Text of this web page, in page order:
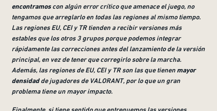
encontramoscon algún error crítico que amenace el juego, no
tengamos que arreglarlo en todas las regiones al mismo tiempo.
Las regiones EU, CEI y TR tienden a recibir versiones más
estables que los otros 3 grupos porque podemos integrar
rápidamente las correcciones antes del lanzamiento de la versión
principal, en vez de tener que corregirlo sobre la marcha.
Además, las regiones de EU, CEI y TR son las que tienen mayor
densidadde jugadores de VALORANT, por lo que un gran
problema tiene un mayor impacto.